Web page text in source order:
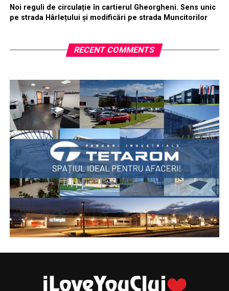
Noi reguli de circulație în cartierul Gheorgheni. Sens unic
pe strada Hârlețului și modificări pe strada Muncitorilor
RECENT COMMENTS